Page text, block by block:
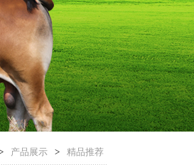
精品推荐
>
产品展示